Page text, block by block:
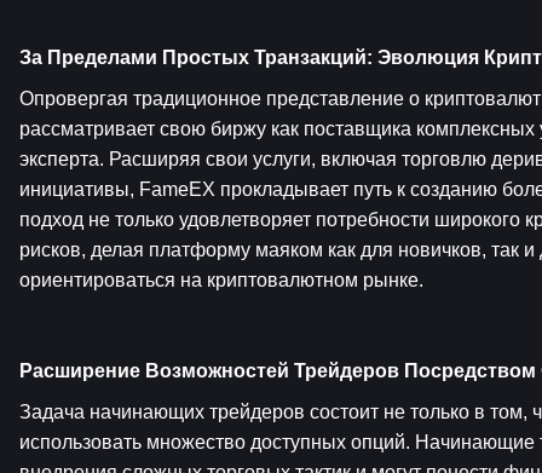
За Пределами Простых Транзакций: Эволюция
Опровергая традиционное представление о
рассматривает свою биржу как поставщика
эксперта. Расширяя свои услуги, включая торговлю
инициативы, FameEX прокладывает путь к созданию
подход не только удовлетворяет потребности широкого
рисков, делая платформу маяком как для новичков, так
ориентироваться на криптовалютном рынке.
Расширение Возможностей Трейдеров
Задача начинающих трейдеров состоит не только в том,
использовать множество доступных опций.